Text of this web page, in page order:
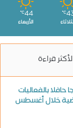
℃
44
℃
الأربعاء
قراءة
حافلا بالفعاليات
خلال أغسطس